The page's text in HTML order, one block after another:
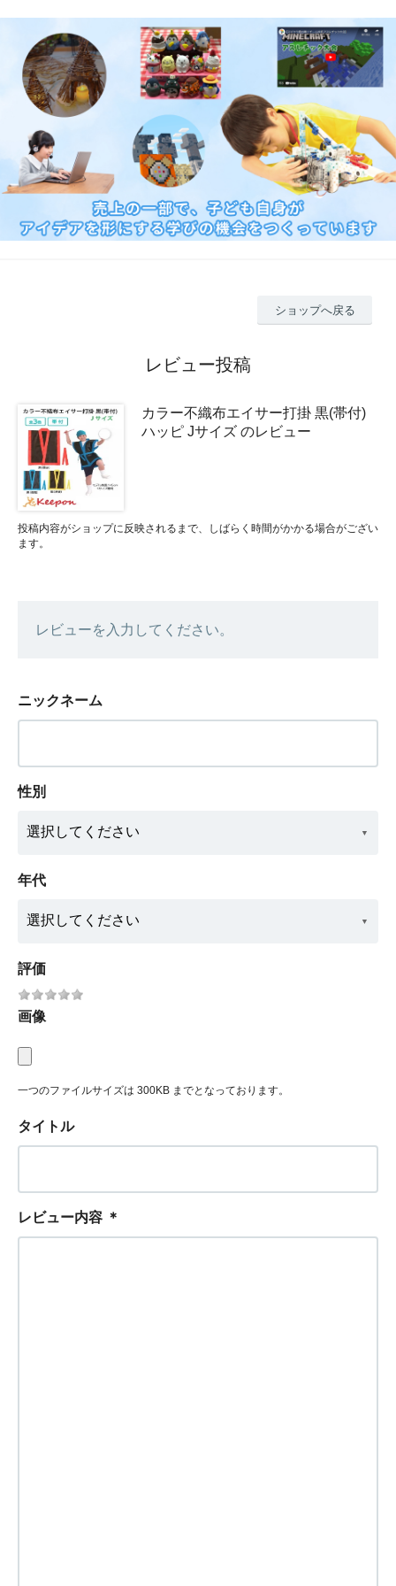
ショップへ戻る
レビュー投稿
カラー不織布エイサー打掛 黒(帯付)
ハッピ Jサイズ のレビュー
投稿内容がショップに反映されるまで、しばらく時間がかかる場合がござい
ます。
レビューを入力してください。
ニックネーム
性別
年代
評価
画像
一つのファイルサイズは 300KB までとなっております。
タイトル
レビュー内容 ＊